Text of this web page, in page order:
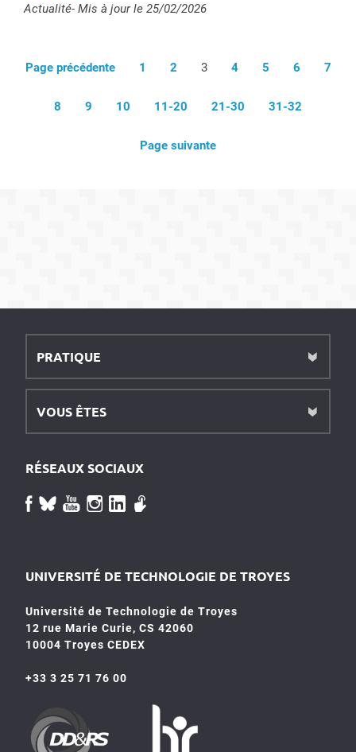
Type :
Actualité- Mis à jour le 25/02/2026
Page précédente 1 2 3 4 5 6 7
8 9 10 11-20 21-30 31-32
Page suivante
PRATIQUE
VOUS ÊTES
RÉSEAUX SOCIAUX
UNIVERSITÉ DE TECHNOLOGIE DE TROYES
Université de Technologie de Troyes
12 rue Marie Curie, CS 42060
10004 Troyes CEDEX
+33 3 25 71 76 00